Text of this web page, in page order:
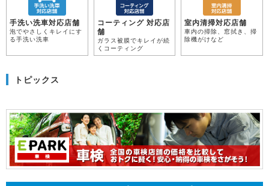
手洗い洗車対応店舗
泡でやさしくキレイにす
る手洗い洗車
コーティング 対応店
舗
ガラス被膜でキレイが続
くコーティング
室内清掃対応店舗
車内の掃除、窓拭き、掃
除機がけなど
トピックス